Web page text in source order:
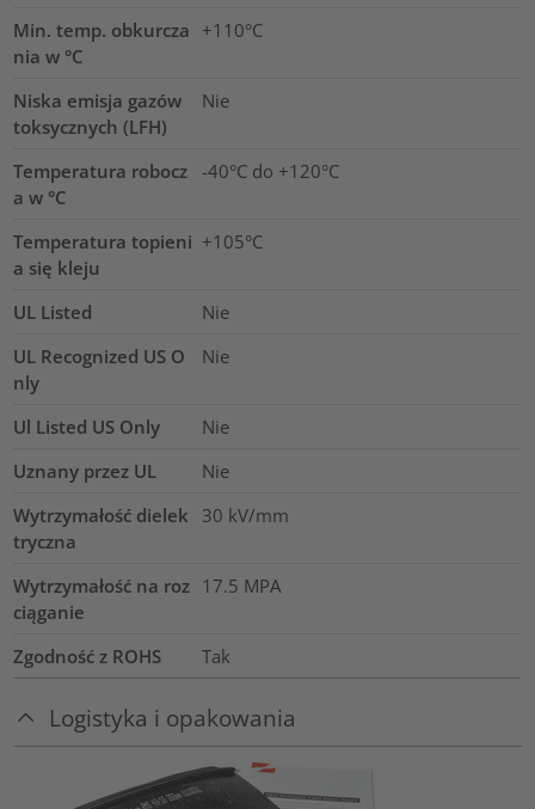
Min. temp. obkurcza
nia w °C
+110°C
Niska emisja gazów
toksycznych (LFH)
Nie
Temperatura robocz
a w °C
-40°C do +120°C
Temperatura topieni
a się kleju
+105°C
UL Listed
Nie
UL Recognized US O
nly
Nie
Ul Listed US Only
Nie
Uznany przez UL
Nie
Wytrzymałość dielek
tryczna
30 kV/mm
Wytrzymałość na roz
ciąganie
17.5 MPA
Zgodność z ROHS Tak
Logistyka i opakowania